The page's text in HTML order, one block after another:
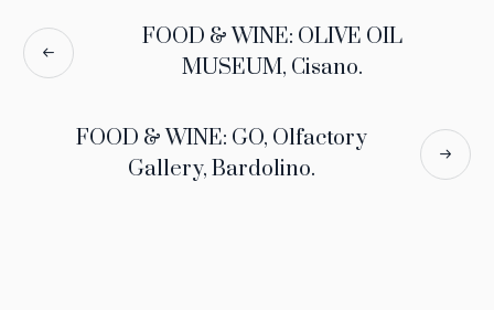
FOOD & WINE: OLIVE OIL
MUSEUM, Cisano.
FOOD & WINE: GO, Olfactory
Gallery, Bardolino.